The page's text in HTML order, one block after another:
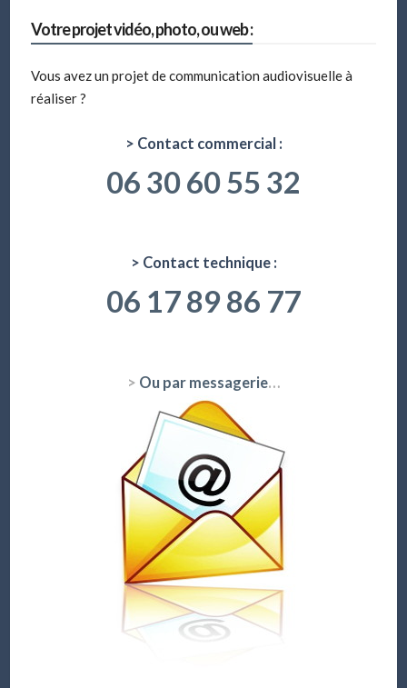
Votre projet vidéo, photo, ou web :
Vous avez un projet de communication audiovisuelle à
réaliser ?
> Contact commercial :
06 30 60 55 32
> Contact technique :
06 17 89 86 77
> Ou par messagerie…